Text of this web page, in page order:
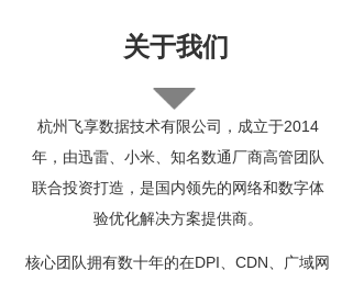
关于我们
杭州飞享数据技术有限公司，成立于2014
年，由迅雷、小米、知名数通厂商高管团队
联合投资打造，是国内领先的网络和数字体
验优化解决方案提供商。
核心团队拥有数十年的在DPI、CDN、广域网